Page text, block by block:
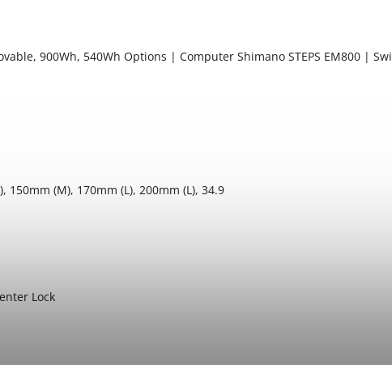
900Wh, 540Wh Options | Computer Shimano STEPS EM800 | Swi
150mm (M), 170mm (L), 200mm (L), 34.9
Lock